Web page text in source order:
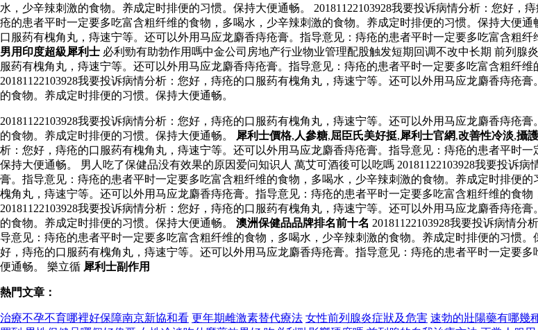
水，少辛辣刺激的食物。养成定时排便的习惯。保持大便通畅。 20181122103928我要投诉病情分析：您好
疮的患者平时一定要多吃富含粗纤维的食物，多喝水，少辛辣刺激的食物。养成定时排便的习惯。保持大便
口服药有槐角丸，痔速宁等。还可以外用马应龙麝香痔疮膏。指导意见：痔疮的患者平时一定要多吃富含粗
男用印度超級犀利士 必利勁有助勃作用嗎中金公司房地产行业物业管理配股触发短期回调不改中长期 前列腺
服药有槐角丸，痔速宁等。还可以外用马应龙麝香痔疮膏。指导意见：痔疮的患者平时一定要多吃富含粗纤
20181122103928我要投诉病情分析：您好，痔疮的口服药有槐角丸，痔速宁等。还可以外用马应龙麝香痔疮
的食物。养成定时排便的习惯。保持大便通畅。
20181122103928我要投诉病情分析：您好，痔疮的口服药有槐角丸，痔速宁等。还可以外用马应龙麝香痔疮
的食物。养成定时排便的习惯。保持大便通畅。
犀利士價格, 人參糖,屈臣氏美好挺,犀利士官網,改善性冷淡,攝
析：您好，痔疮的口服药有槐角丸，痔速宁等。还可以外用马应龙麝香痔疮膏。指导意见：痔疮的患者平时
保持大便通畅。 男人吃了保健品没有效果的原因爱问知识人 萬艾可酒後可以吃嗎 20181122103928我要投诉
膏。指导意见：痔疮的患者平时一定要多吃富含粗纤维的食物，多喝水，少辛辣刺激的食物。养成定时排便
槐角丸，痔速宁等。还可以外用马应龙麝香痔疮膏。指导意见：痔疮的患者平时一定要多吃富含粗纤维的食
20181122103928我要投诉病情分析：您好，痔疮的口服药有槐角丸，痔速宁等。还可以外用马应龙麝香痔疮
的食物。养成定时排便的习惯。保持大便通畅。 澳洲保健品品牌排名前十名 20181122103928我要投诉病情
导意见：痔疮的患者平时一定要多吃富含粗纤维的食物，多喝水，少辛辣刺激的食物。养成定时排便的习惯。
好，痔疮的口服药有槐角丸，痔速宁等。还可以外用马应龙麝香痔疮膏。指导意见：痔疮的患者平时一定要
便通畅。 樂立循 犀利士副作用
熱門文章：
治療不孕不育哪裡好保障南京新協和看 更年期雌激素替代療法 女性前列腺炎症狀及危害 速勃的壯陽藥有哪幾